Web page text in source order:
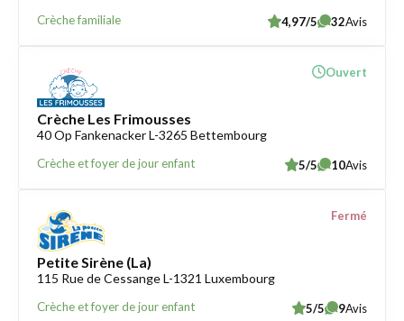
Crèche familiale 4,97/5 32Avis
Crèche Les Frimousses
40 Op Fankenacker L-3265 Bettembourg
Crèche et foyer de jour enfant
Ouvert
5/5 10Avis
Petite Sirène (La)
115 Rue de Cessange L-1321 Luxembourg
Crèche et foyer de jour enfant
Fermé
5/5 9Avis